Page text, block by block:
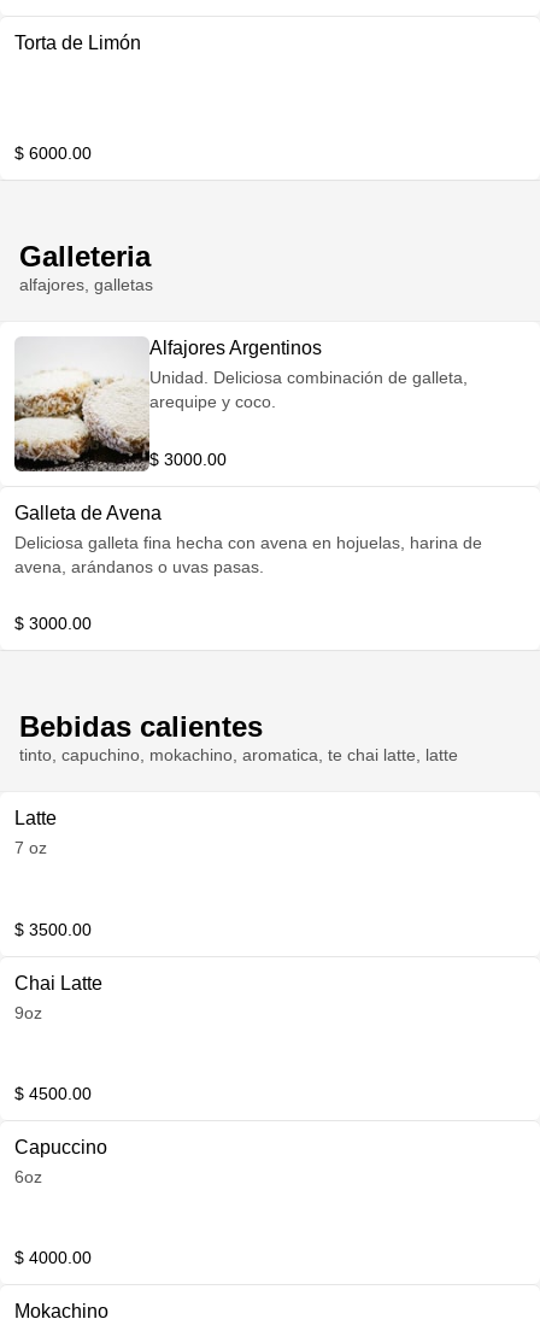
Torta de Limón
$ 6000.00
Galleteria
alfajores, galletas
Alfajores Argentinos
Unidad. Deliciosa combinación de galleta,
arequipe y coco.
$ 3000.00
Galleta de Avena
Deliciosa galleta fina hecha con avena en hojuelas, harina de
avena, arándanos o uvas pasas.
$ 3000.00
Bebidas calientes
tinto, capuchino, mokachino, aromatica, te chai latte, latte
Latte
7 oz
$ 3500.00
Chai Latte
9oz
$ 4500.00
Capuccino
6oz
$ 4000.00
Mokachino